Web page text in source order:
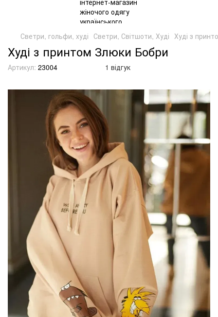
Светри, гольфи, худі Светри, Світшоти, Худі Худі з
Худі з принтом Злюки Бобри
Артикул: 23004 1 відгук